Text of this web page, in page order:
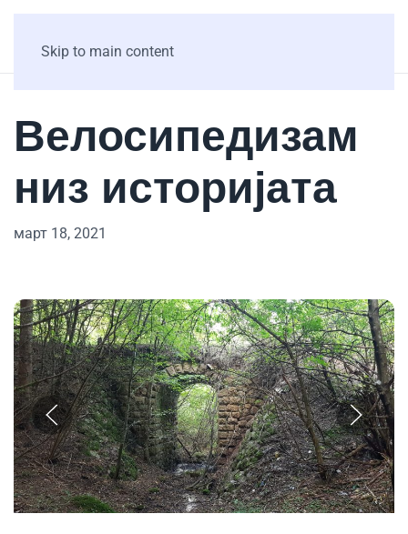
Skip to main content
Велосипедизам
низ историјата
март 18, 2021